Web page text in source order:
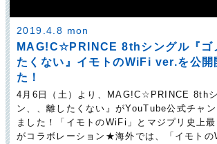
2019.4.8 mon
MAG!C☆PRINCE 8thシングル『ゴ
たくない』イモトのWiFi ver.を公開
た！
4月6日（土）より、MAG!C☆PRINCE 8th
ン、、離したくない』がYouTube公式チャ
ました！「イモトのWiFi」とマジプリ史上
がコラボレーション★海外では、「イモトの